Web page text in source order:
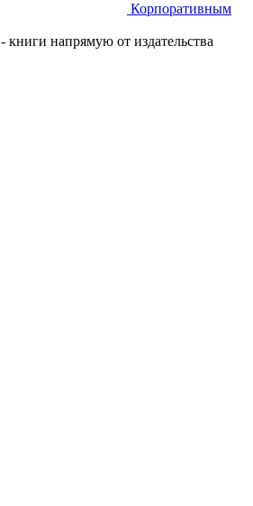
Корпоративным
- книги напрямую от издательства